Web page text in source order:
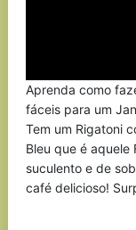
Aprenda como
fáceis para um
Tem um Rigatoni
Bleu que é
suculento e de
café delicioso!